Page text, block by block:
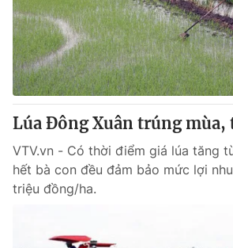
Tin tức
Thế giới đó đây
Câu chuyện quốc tế
Kinh tế
Tài chính
Thị trường
Góc doanh nghiệp
Dữ liệu và đời sống
Truyền hình
Phim VTV
Hậu trường
Giải trí
Âm nhạc
Lúa Đông Xuân trúng mùa,
VTV.vn - Có thời điểm giá lúa tăng
hết bà con đều đảm bảo mức lợi
triệu đồng/ha.